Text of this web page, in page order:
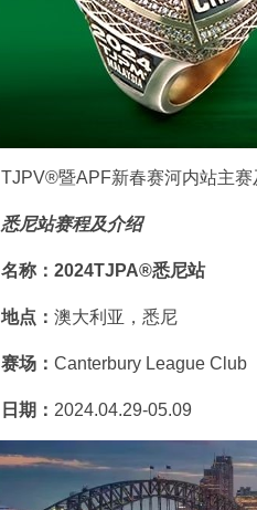
TJPV®暨APF新春赛河内站主赛
悉尼站赛程及介绍
名称：2024TJPA®悉尼站
地点： 澳大利亚，悉尼
赛场： Canterbury League Club
日期： 2024.04.29-05.09